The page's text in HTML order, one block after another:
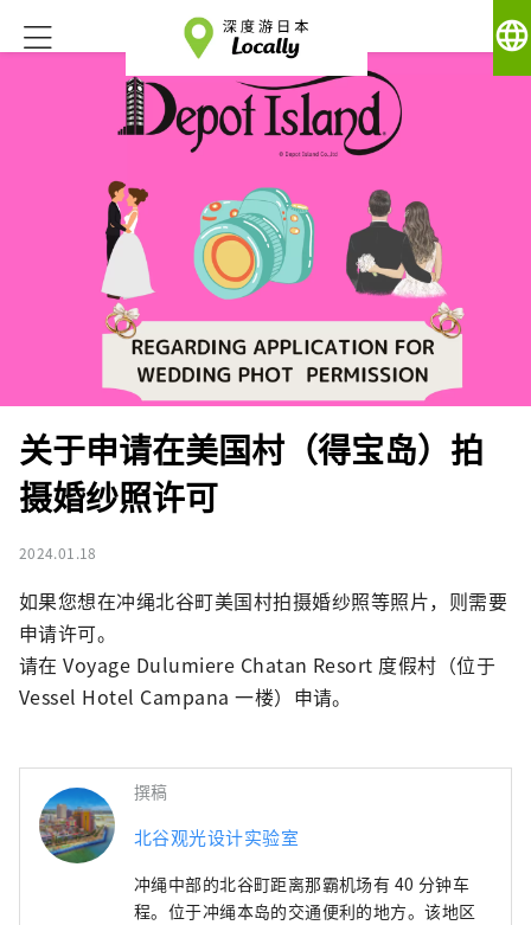
language
关于申请在美国村（得宝岛）拍
摄婚纱照许可
2024.01.18
如果您想在冲绳北谷町美国村拍摄婚纱照等照片，则需要
申请许可。
请在 Voyage Dulumiere Chatan Resort 度假村（位于
Vessel Hotel Campana 一楼）申请。
撰稿
北谷观光设计实验室
冲绳中部的北谷町距离那霸机场有 40 分钟车
程。位于冲绳本岛的交通便利的地方。该地区